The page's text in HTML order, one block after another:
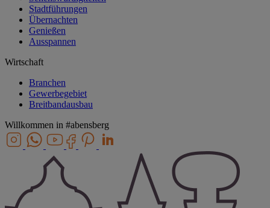
Stadtführungen
Übernachten
Genießen
Ausspannen
Wirtschaft
Branchen
Gewerbegebiet
Breitbandausbau
Willkommen in #abensberg